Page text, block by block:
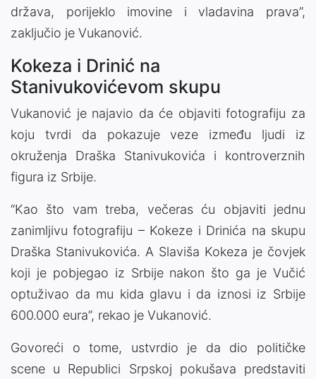
država, porijeklo imovine i vladavina prava”,
zaključio je Vukanović.
Kokeza i Drinić na
Stanivukovićevom skupu
Vukanović je najavio da će objaviti fotografiju za
koju tvrdi da pokazuje veze između ljudi iz
okruženja Draška Stanivukovića i kontroverznih
figura iz Srbije.
“Kao što vam treba, večeras ću objaviti jednu
zanimljivu fotografiju – Kokeze i Drinića na skupu
Draška Stanivukovića. A Slaviša Kokeza je čovjek
koji je pobjegao iz Srbije nakon što ga je Vučić
optuživao da mu kida glavu i da iznosi iz Srbije
600.000 eura”, rekao je Vukanović.
Govoreći o tome, ustvrdio je da dio političke
scene u Republici Srpskoj pokušava predstaviti